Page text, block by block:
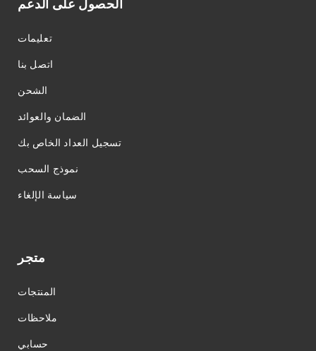
الحصول على الدعم
تعليمات
اتصل بنا
الشحن
الضمان والعوائد
تسجيل العداد الخاص بك
نموذج السحب
سياسة الإلغاء
متجر
المنتجات
ملاحظات
حسابي